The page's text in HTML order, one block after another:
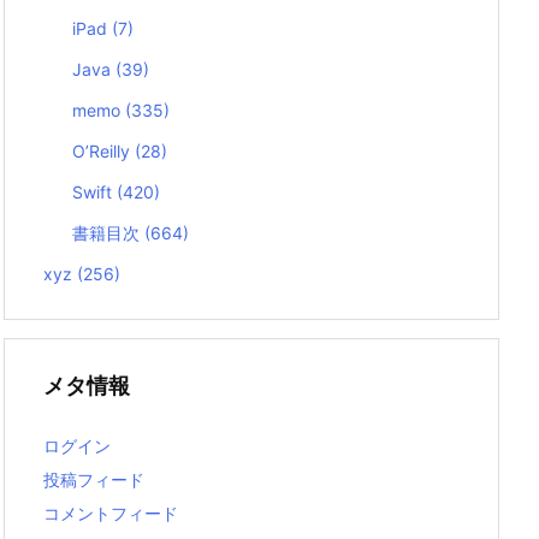
iPad (7)
Java (39)
memo (335)
O’Reilly (28)
Swift (420)
書籍目次 (664)
xyz (256)
メタ情報
ログイン
投稿フィード
コメントフィード